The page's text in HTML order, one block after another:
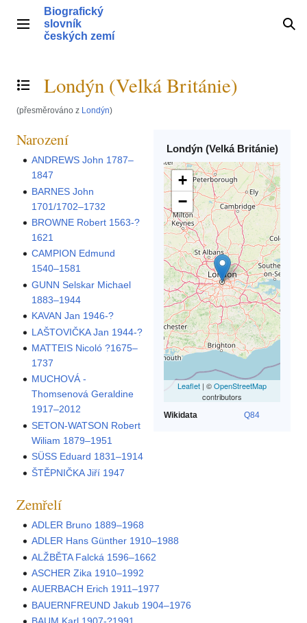
obsahHlavní menu
Biografický
slovník
českých zemí
Přepnout obsah
Londýn (Velká Británie)
(přesměrováno z Londýn)
Londýn (Velká Británie)
+
−
Leaflet | ©OpenStreetMap
contributors
Wikidata Q84
Narození
ANDREWS John 1787–
1847
BARNES John
1701/1702–1732
BROWNE Robert 1563-?
1621
CAMPION Edmund
1540–1581
GUNN Selskar Michael
1883–1944
KAVAN Jan 1946-?
LAŠTOVIČKA Jan 1944-?
MATTEIS Nicoló ?1675–
1737
MUCHOVÁ -
Thomsenová Geraldine
1917–2012
SETON-WATSON Robert
Wiliam 1879–1951
SÜSS Eduard 1831–1914
ŠTĚPNIČKA Jiří 1947
Zemřelí
ADLER Bruno 1889–1968
ADLER Hans Günther 1910–1988
ALŽBĚTA Falcká 1596–1662
ASCHER Zika 1910–1992
AUERBACH Erich 1911–1977
BAUERNFREUND Jakub 1904–1976